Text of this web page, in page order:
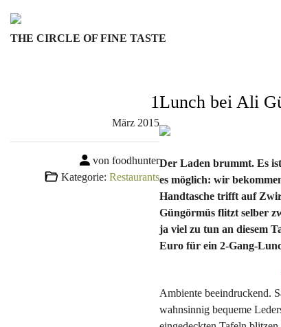
content
THE CIRCLE OF FINE TASTE
1
März 2015
von foodhunter
Kategorie: Restaurants
Lunch bei Ali
Der Laden brummt. Es
es möglich: wir
Handtasche trifft auf
Güngörmüs flitzt selber
ja viel zu tun an diesem
Euro für ein 2-Gang-
Ambiente beeindruckend.
wahnsinnig bequeme